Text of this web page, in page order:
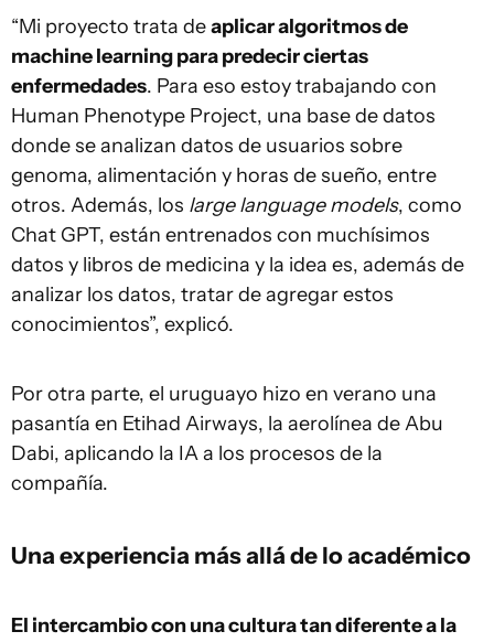
“Mi proyecto trata deaplicar algoritmos de
machine learning para predecir ciertas
enfermedades. Para eso estoy trabajando con
Human Phenotype Project, una base de datos
donde se analizan datos de usuarios sobre
genoma, alimentación y horas de sueño, entre
otros. Además, los large language models, como
Chat GPT, están entrenados con muchísimos
datos y libros de medicina y la idea es, además de
analizar los datos, tratar de agregar estos
conocimientos”, explicó.
Por otra parte, el uruguayo hizo en verano una
pasantía en Etihad Airways, la aerolínea de Abu
Dabi, aplicando la IA a los procesos de la
compañía.
Una experiencia más allá de lo académico
El intercambio con una cultura tan diferente a la